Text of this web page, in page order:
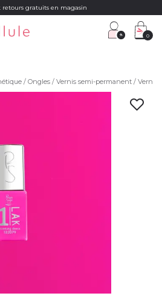
retours gratuits en magasin
0
Ongles Vernis semi-permanent Vernis